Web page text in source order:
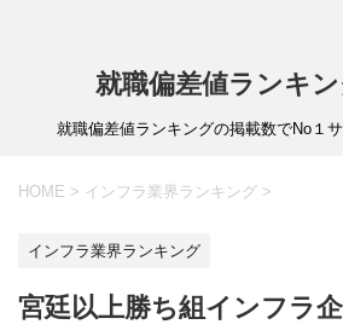
就職偏差値ランキ
就職偏差値ランキングの掲載数でNo１
HOME > インフラ業界ランキング >
インフラ業界ランキング
宮廷以上勝ち組インフラ